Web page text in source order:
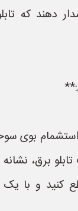
دهند که
بوی
برق،
قطع کنید و